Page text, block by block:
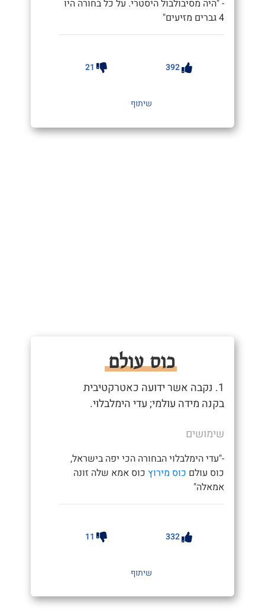
- "היה מסיבולבול היסטרי. על כל בחורה היו
4 גברים מזיעים"
392
21
שיתוף
כוס עולם
1. נקבה אשר ידועה כאטרקטיבית
בקנה מידה עולמי; עדי הימלבלוי.
שימושים
-"עדי הימלבלוי הבחורה הכי יפה בישראל,
כוס עולם כוס מירוץ כוס אמא שלה זונה
אמאלה"
332
11
שיתוף